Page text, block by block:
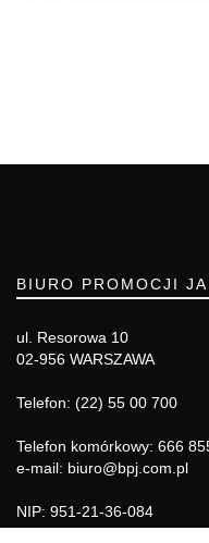
BIURO PROMOCJI
ul. Resorowa 10
02-956 WARSZAWA
Telefon: (22) 55 00 700
Telefon komórkowy: 666
e-mail: biuro@bpj.com.pl
NIP: 951-21-36-084
REGON: 015897725